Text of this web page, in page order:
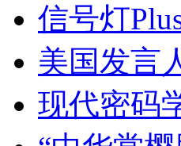
信号灯
美国发言
现代密码